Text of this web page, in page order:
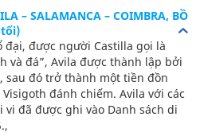
– SALAMANCA – COIMBRA, BỒ
tối)
đại, được người Castilla gọi là
và đá”, Avila được thành lập bởi
sau đó trở thành một tiền đồn
đánh chiếm. Avila với các
vi đã được ghi vào Danh sách di